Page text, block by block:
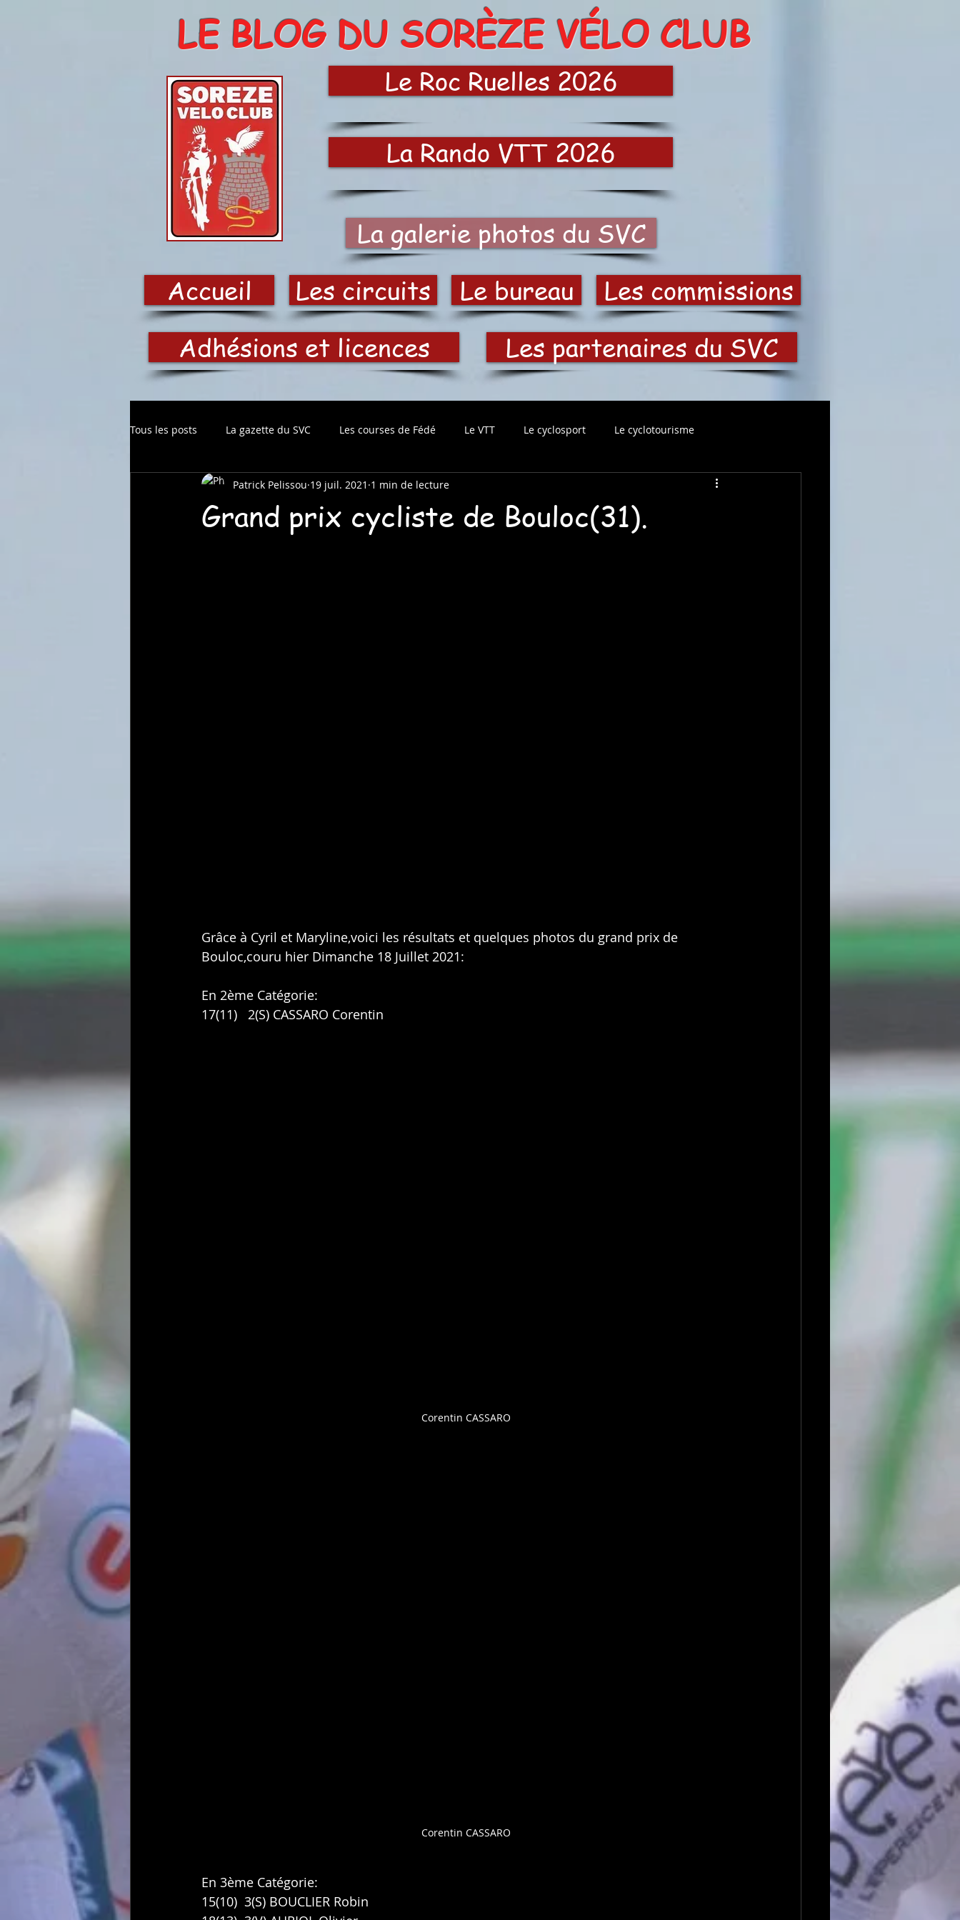
LE BLOG DU SORÈZE VÉLO CLUB
Le Roc Ruelles 2026
La Rando VTT 2026
La galerie photos du SVC
Accueil
Les circuits Le bureau
Les commissions
Adhésions et licences
Les partenaires du SVC
Tous les posts La gazette du SVC Les courses de Fédé Le VTT Le cyclosport Le cyclotourisme
Grand prix cycliste de Bouloc(31).
Patrick Pelissou 19 juil. 2021 1 min de lecture
Grâce à Cyril et Maryline,voici les résultats et quelques photos du grand prix de
Bouloc,couru hier Dimanche 18 Juillet 2021:
En 2ème Catégorie:
17(11)   2(S) CASSARO Corentin
Corentin CASSARO
Corentin CASSARO
En 3ème Catégorie:
15(10)  3(S) BOUCLIER Robin